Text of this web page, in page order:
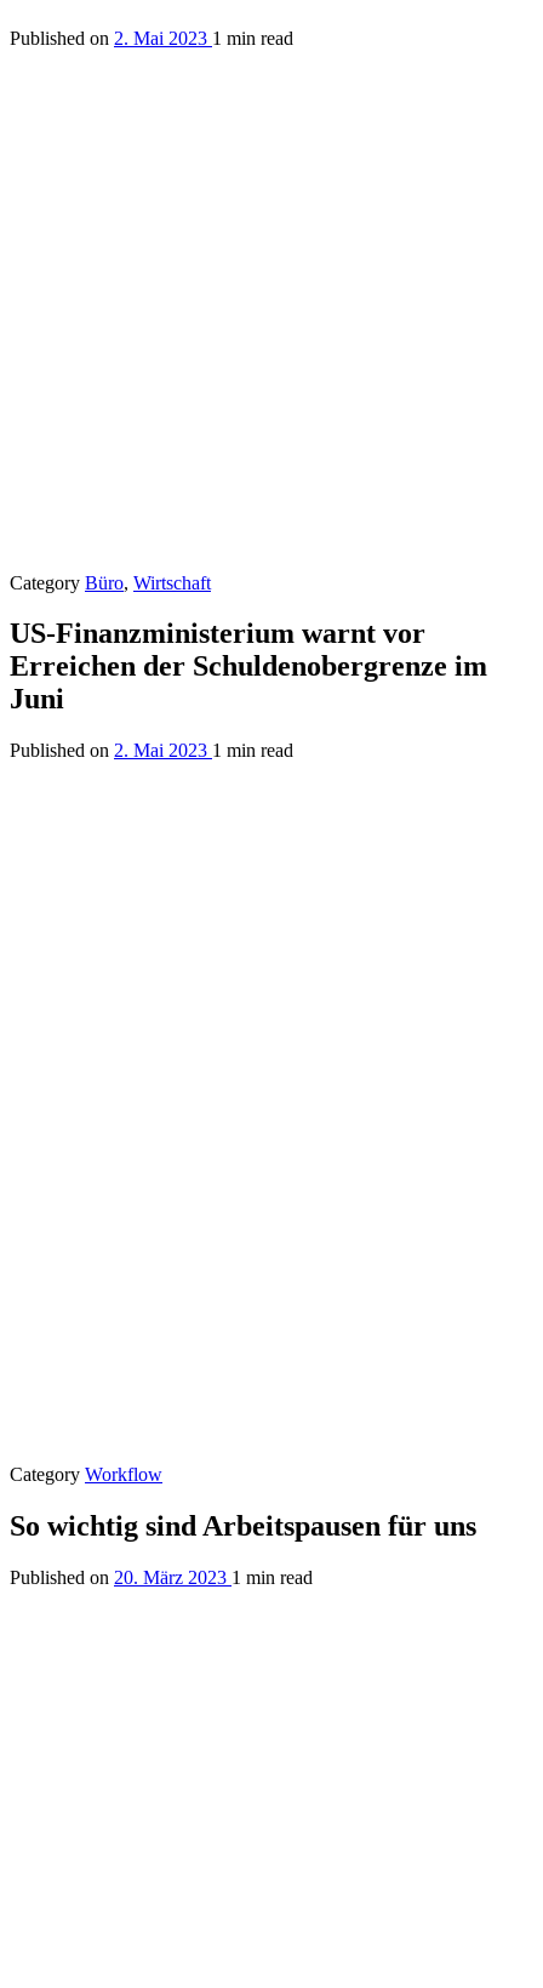
Published on 2. Mai 2023 1 min read
Category Büro, Wirtschaft
US-Finanzministerium warnt vor
Erreichen der Schuldenobergrenze im
Juni
Published on 2. Mai 2023 1 min read
Category Workflow
So wichtig sind Arbeitspausen für uns
Published on 20. März 2023 1 min read